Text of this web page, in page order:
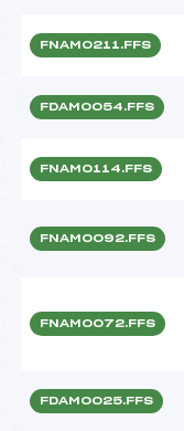
FNAM0211.FFS
FDAM0054.FFS
FNAM0114.FFS
FNAM0092.FFS
FNAM0072.FFS
FDAM0025.FFS